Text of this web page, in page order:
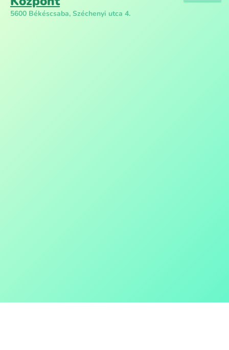
5600 Békéscsaba, Széchenyi utca 4.